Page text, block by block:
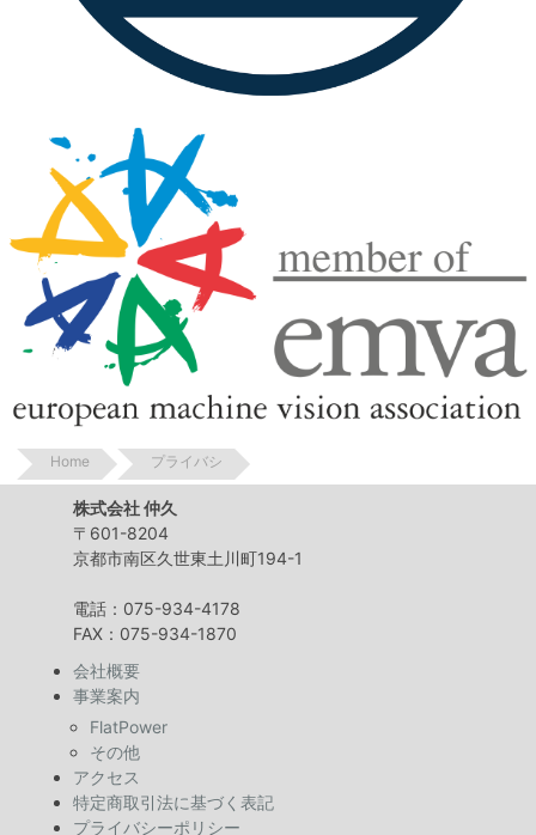
Home プライバシ
株式会社 仲久
〒601-8204
京都市南区久世東土川町194-1
電話：075-934-4178
FAX：075-934-1870
会社概要
事業案内
FlatPower
その他
アクセス
特定商取引法に基づく表記
プライバシーポリシー